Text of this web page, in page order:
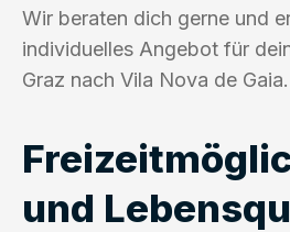
Wir beraten dich gerne und
individuelles Angebot für
Graz nach Vila Nova de Gaia.
und